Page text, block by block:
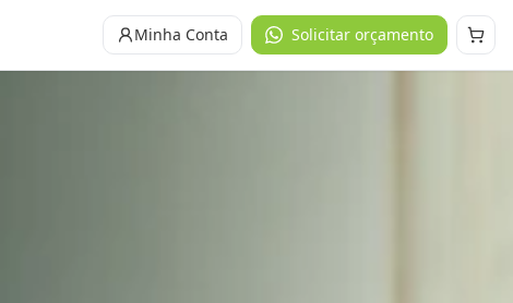
Minha Conta Solicitar orçamento